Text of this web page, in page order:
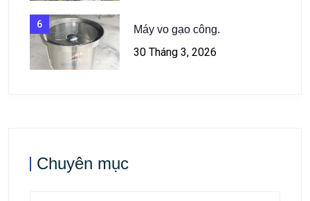
6 Máy vo gạo công.
30 Tháng 3, 2026
Chuyên mục